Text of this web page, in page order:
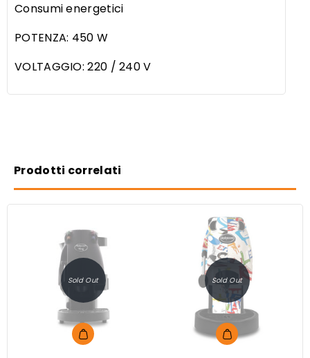
Consumi energetici
POTENZA: 450 W
VOLTAGGIO: 220 / 240 V
Prodotti correlati
Sold Out Sold Out